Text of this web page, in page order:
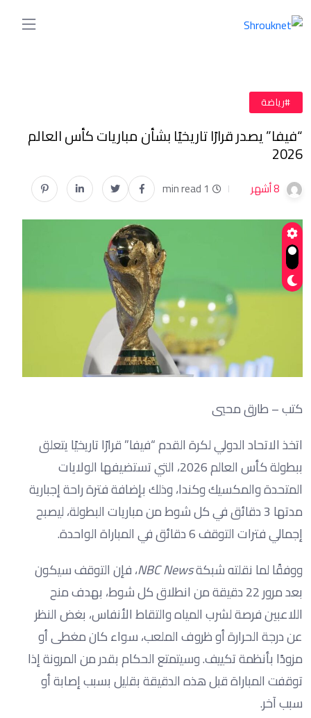
#رياضة
“فيفا” يصدر قرارًا تاريخيًا بشأن مباريات كأس العالم
2026
8 أشهر 1 min read
كتب – طارق محيي
اتخذ الاتحاد الدولي لكرة القدم “فيفا” قرارًا تاريخيًا يتعلق
ببطولة كأس العالم 2026، التي تستضيفها الولايات
المتحدة والمكسيك وكندا، وذلك بإضافة فترة راحة إجبارية
مدتها 3 دقائق في كل شوط من مباريات البطولة، ليصبح
إجمالي فترات التوقف 6 دقائق في المباراة الواحدة.
ووفقًا لما نقلته شبكةNBC News، فإن التوقف سيكون
بعد مرور 22 دقيقة من انطلاق كل شوط، بهدف منح
اللاعبين فرصة لشرب المياه والتقاط الأنفاس، بغض النظر
عن درجة الحرارة أو ظروف الملعب، سواء كان مغطى أو
مزودًا بأنظمة تكييف. وسيتمتع الحكام بقدر من المرونة إذا
توقفت المباراة قبل هذه الدقيقة بقليل بسبب إصابة أو
سبب آخر.